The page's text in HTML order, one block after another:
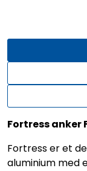
Fortress anker
Fortress er et
aluminium med